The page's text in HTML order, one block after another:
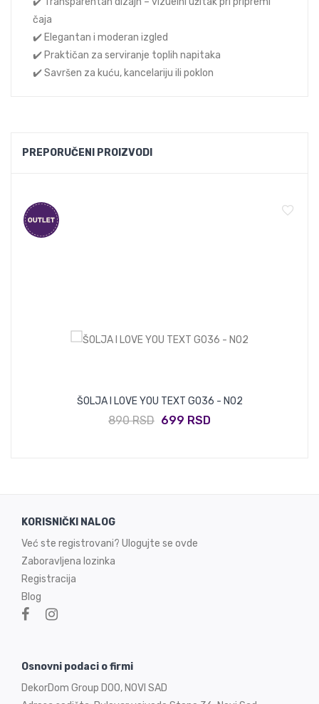
čaja
✔️ Elegantan i moderan izgled
✔️ Praktičan za serviranje toplih napitaka
✔️ Savršen za kuću, kancelariju ili poklon
PREPORUČENI PROIZVODI
ŠOLJA I LOVE YOU TEXT G036 - N02
890 RSD 699 RSD
KORISNIČKI NALOG
Već ste registrovani? Ulogujte se ovde
Zaboravljena lozinka
Registracija
Blog
Osnovni podaci o firmi
DekorDom Group DOO, NOVI SAD